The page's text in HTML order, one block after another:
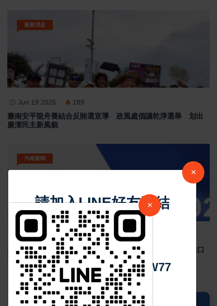
最新消息
Jun 19 2026 189
臺南安平龍舟賽結合反賄選宣導 政風處倡議乾淨選舉 划出
廉潔民主新風貌
汽車新聞
Sep 02 2024 4921
2024年8月台灣新車掛牌數 29,403 輛，國產車整體下滑，進口
車款市占率超過5成
×
請加入LINE好友連結
中 華 超 傳 媒
Https://reurl.cc/adqW77
×